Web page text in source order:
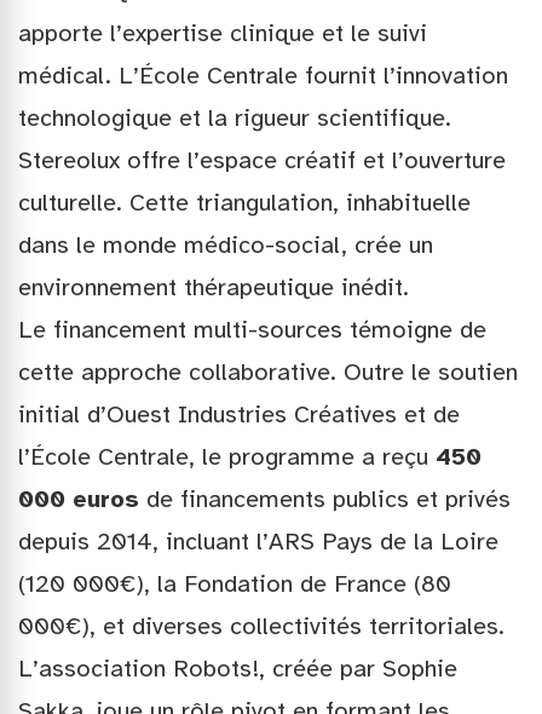
apporte l’expertise clinique et le suivi
médical. L’École Centrale fournit l’innovation
technologique et la rigueur scientifique.
Stereolux offre l’espace créatif et l’ouverture
culturelle. Cette triangulation, inhabituelle
dans le monde médico-social, crée un
environnement thérapeutique inédit.
Le financement multi-sources témoigne de
cette approche collaborative. Outre le soutien
initial d’Ouest Industries Créatives et de
l’École Centrale, le programme a reçu 450
000 euros de financements publics et privés
depuis 2014, incluant l’ARS Pays de la Loire
(120 000€), la Fondation de France (80
000€), et diverses collectivités territoriales.
L’association Robots!, créée par Sophie